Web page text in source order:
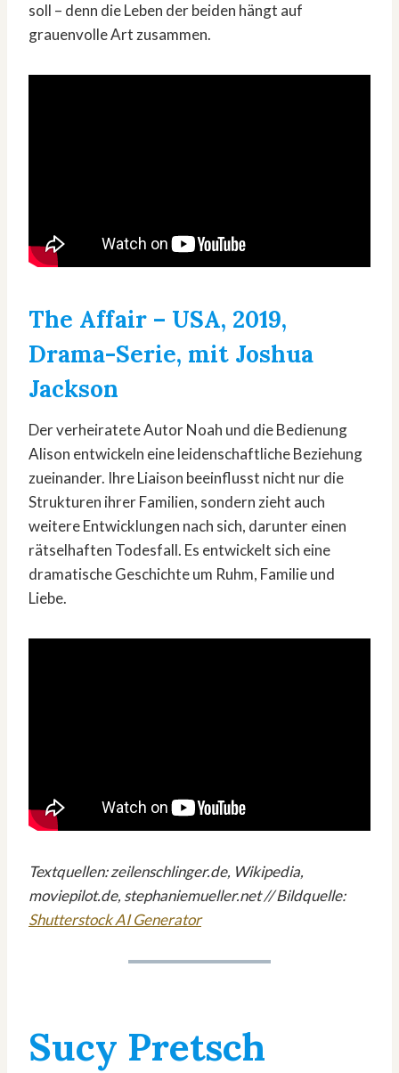
soll – denn die Leben der beiden hängt auf
grauenvolle Art zusammen.
The Affair – USA, 2019,
Drama-Serie, mit Joshua
Jackson
Der verheiratete Autor Noah und die Bedienung
Alison entwickeln eine leidenschaftliche Beziehung
zueinander. Ihre Liaison beeinflusst nicht nur die
Strukturen ihrer Familien, sondern zieht auch
weitere Entwicklungen nach sich, darunter einen
rätselhaften Todesfall. Es entwickelt sich eine
dramatische Geschichte um Ruhm, Familie und
Liebe.
Textquellen: zeilenschlinger.de, Wikipedia,
moviepilot.de, stephaniemueller.net // Bildquelle:
Shutterstock AI Generator
Sucy Pretsch